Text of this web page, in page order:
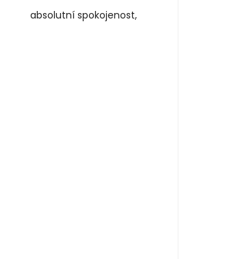
absolutní spokojenost,